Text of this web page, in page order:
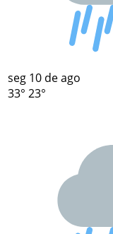
seg 10 de ago
33° 23°